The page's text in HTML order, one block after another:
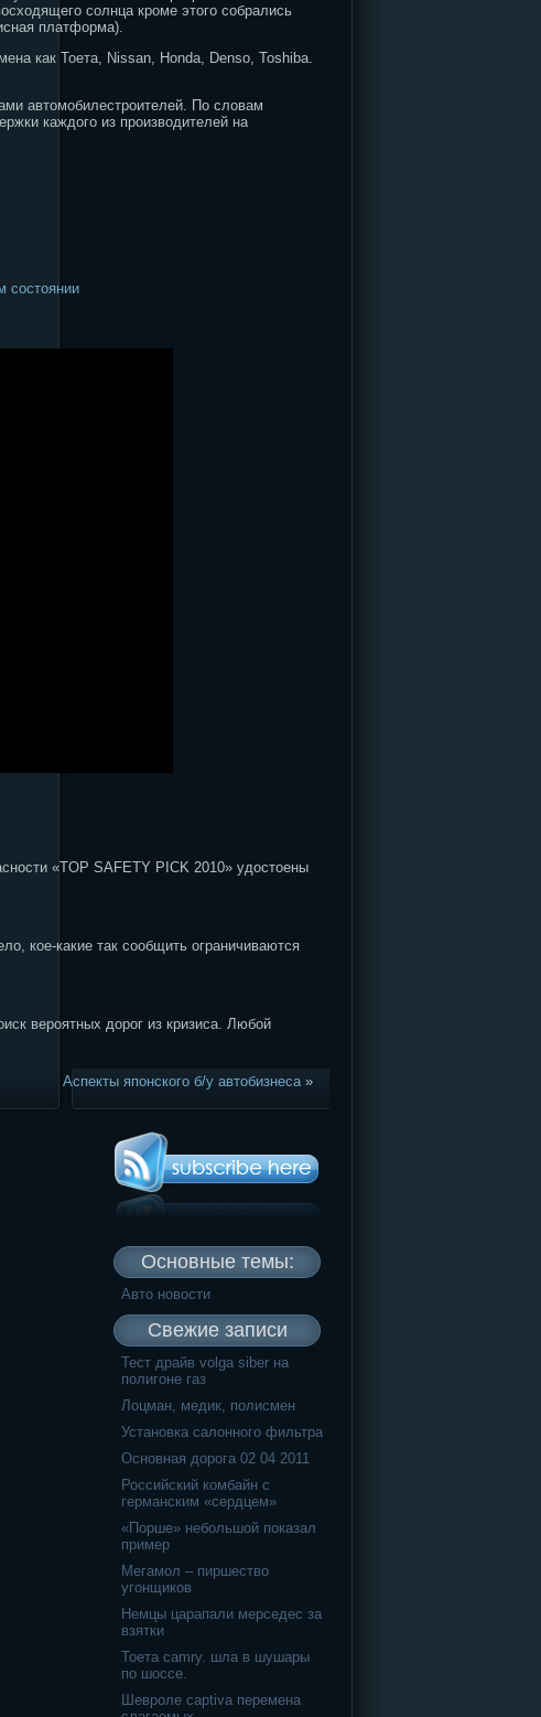
солнца кроме этого собрались
платформа).
как Тоета, Nissan, Honda, Denso, Toshiba.
автомобилестроителей. По словам
каждого из производителей на
состоянии
«TOP SAFETY PICK 2010» удостоены
кое-какие так сообщить ограничиваются
вероятных дорог из кризиса. Любой
Аспекты японского б/у автобизнеса »
Основные темы:
Авто новости
Свежие записи
Тест драйв volga siber на
полигоне газ
Лоцман, медик, полисмен
Установка салонного фильтра
Основная дорога 02 04 2011
Российский комбайн с
германским «сердцем»
«Порше» небольшой показал
пример
Мегамол – пиршество
угонщиков
Немцы царапали мерседес за
взятки
Тоета camry. шла в шушары
по шоссе.
Шевроле captiva перемена